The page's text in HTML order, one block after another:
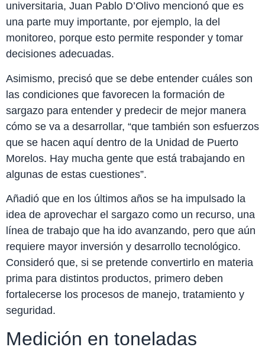
universitaria, Juan Pablo D’Olivo mencionó que es
una parte muy importante, por ejemplo, la del
monitoreo, porque esto permite responder y tomar
decisiones adecuadas.
Asimismo, precisó que se debe entender cuáles son
las condiciones que favorecen la formación de
sargazo para entender y predecir de mejor manera
cómo se va a desarrollar, “que también son esfuerzos
que se hacen aquí dentro de la Unidad de Puerto
Morelos. Hay mucha gente que está trabajando en
algunas de estas cuestiones”.
Añadió que en los últimos años se ha impulsado la
idea de aprovechar el sargazo como un recurso, una
línea de trabajo que ha ido avanzando, pero que aún
requiere mayor inversión y desarrollo tecnológico.
Consideró que, si se pretende convertirlo en materia
prima para distintos productos, primero deben
fortalecerse los procesos de manejo, tratamiento y
seguridad.
Medición en toneladas